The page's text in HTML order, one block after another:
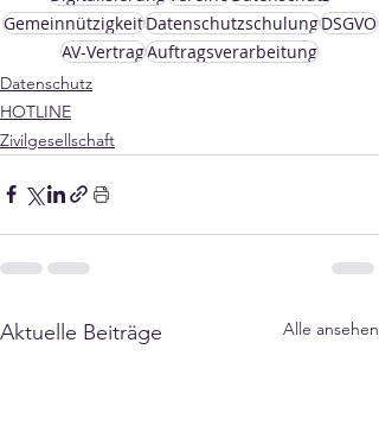
GemeinnützigkeitDatenschutzschulungDSGVO
AV-VertragAuftragsverarbeitung
Datenschutz
HOTLINE
Zivilgesellschaft
Aktuelle Beiträge Alle ansehen